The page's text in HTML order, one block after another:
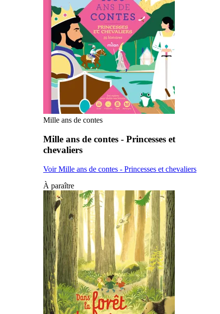
Mille ans de contes
Mille ans de contes - Princesses et
chevaliers
Voir Mille ans de contes - Princesses et chevaliers
À paraître